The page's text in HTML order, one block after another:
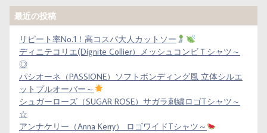
最近の投稿
リピート率No.1！高コスパ大人カットソー
ディニテコリエ(Dignite Collier）メッシュコンビＴシャツ～
◎
パシオーネ（PASSIONE）ソフトボンディング風 立体シルエ
ットプルオーバー～
シュガーローズ（SUGAR ROSE）サガラ刺繍ロゴTシャツ～
☆
アンナケリー（Anna Kerry） ロゴワイドTシャツ～